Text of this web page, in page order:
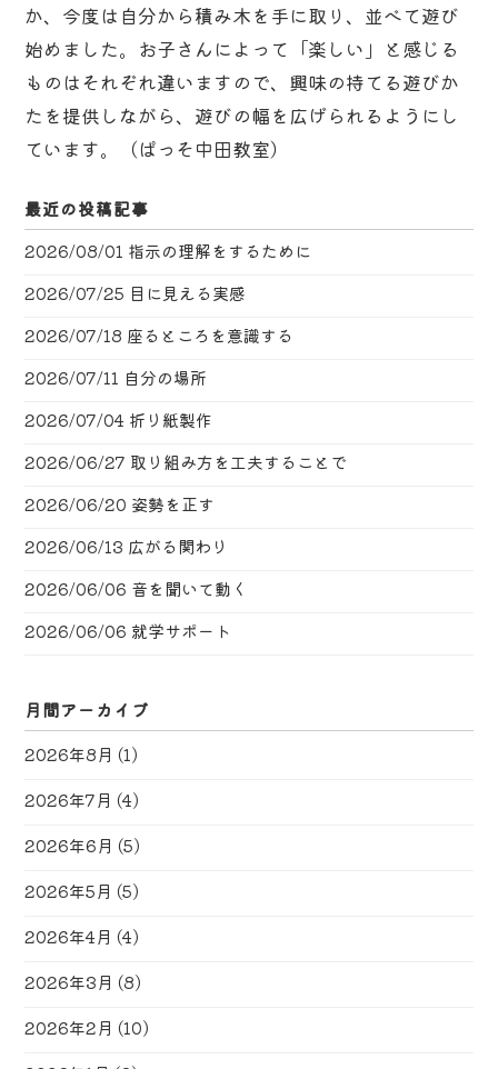
か、今度は自分から積み木を手に取り、並べて遊び
始めました。お子さんによって「楽しい」と感じる
ものはそれぞれ違いますので、興味の持てる遊びか
たを提供しながら、遊びの幅を広げられるようにし
ています。（ぱっそ中田教室）
最近の投稿記事
2026/08/01 指示の理解をするために
2026/07/25 目に見える実感
2026/07/18 座るところを意識する
2026/07/11 自分の場所
2026/07/04 折り紙製作
2026/06/27 取り組み方を工夫することで
2026/06/20 姿勢を正す
2026/06/13 広がる関わり
2026/06/06 音を聞いて動く
2026/06/06 就学サポート
月間アーカイブ
2026年8月 (1)
2026年7月 (4)
2026年6月 (5)
2026年5月 (5)
2026年4月 (4)
2026年3月 (8)
2026年2月 (10)